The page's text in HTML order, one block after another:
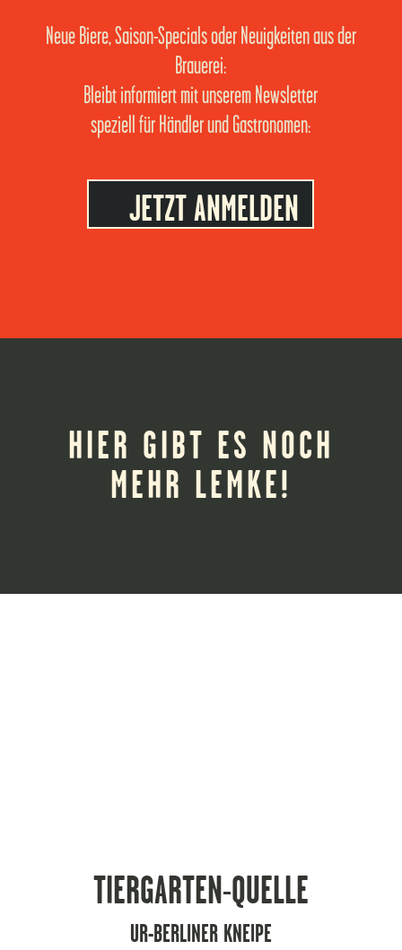
Neue Biere, Saison-Specials oder Neuigkeiten aus der
Brauerei:
Bleibt informiert mit unserem Newsletter
speziell für Händler und Gastronomen:
JETZT ANMELDEN
HIER GIBT ES NOCH
MEHR LEMKE!
TIERGARTEN-QUELLE
UR-BERLINER KNEIPE